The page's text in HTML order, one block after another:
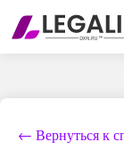
← Вернуться к